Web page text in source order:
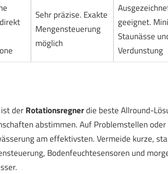
Sehr präzise. Exakte
Mengensteuerung
möglich
geeignet.
Staunässe
Verdunstung
derRotationsregnerdie beste Allround-
abstimmen. Auf Problemstellen
am effektivsten. Vermeide kurze,
Bodenfeuchtesensoren und